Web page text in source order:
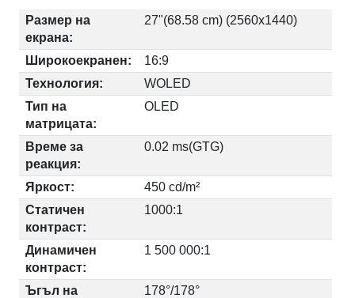
Размер на
екрана:
27"(68.58 cm) (2560x1440)
Широкоекранен:
16:9
Технология:
WOLED
Тип на
матрицата:
OLED
Време за
реакция:
0.02 ms(GTG)
Яркост:
450 cd/m²
Статичен
контраст:
1000:1
Динамичен
контраст:
1 500 000:1
Ъгъл на
178°/178°